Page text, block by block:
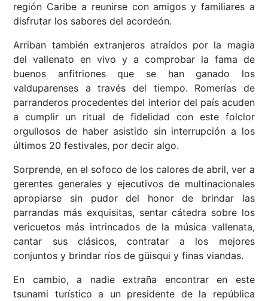
región Caribe a reunirse con amigos y familiares a
disfrutar los sabores del acordeón.
Arriban también extranjeros atraídos por la magia
del vallenato en vivo y a comprobar la fama de
buenos anfitriones que se han ganado los
valduparenses a través del tiempo. Romerías de
parranderos procedentes del interior del país acuden
a cumplir un ritual de fidelidad con este folclor
orgullosos de haber asistido sin interrupción a los
últimos 20 festivales, por decir algo.
Sorprende, en el sofoco de los calores de abril, ver a
gerentes generales y ejecutivos de multinacionales
apropiarse sin pudor del honor de brindar las
parrandas más exquisitas, sentar cátedra sobre los
vericuetos más intrincados de la música vallenata,
cantar sus clásicos, contratar a los mejores
conjuntos y brindar ríos de güisqui y finas viandas.
En cambio, a nadie extraña encontrar en este
tsunami turístico a un presidente de la república